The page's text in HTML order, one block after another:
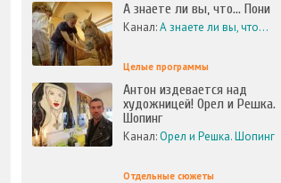
А знаете ли вы, что... Пони
Канал:А знаете ли вы, что...
Целые программы
Антон издевается над
художницей! Орел и Решка.
Шопинг
Канал:Орел и Решка. Шопинг
Отдельные сюжеты